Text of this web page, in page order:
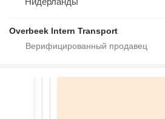
Overbeek Intern Transport